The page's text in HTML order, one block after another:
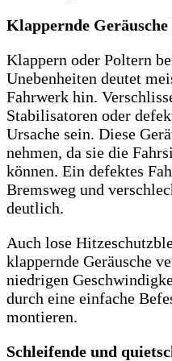
Klappernde
Klappern oder Poltern
Unebenheiten deutet
Fahrwerk hin.
Stabilisatoren oder
Ursache sein. Diese
nehmen, da sie die
können. Ein defektes
Bremsweg und
deutlich.
Auch lose
klappernde Geräusche
niedrigen
durch eine einfache
montieren.
Schleifende und